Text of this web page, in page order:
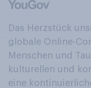
Das Herzstück
globale Online-
Menschen und
kulturellen und
eine